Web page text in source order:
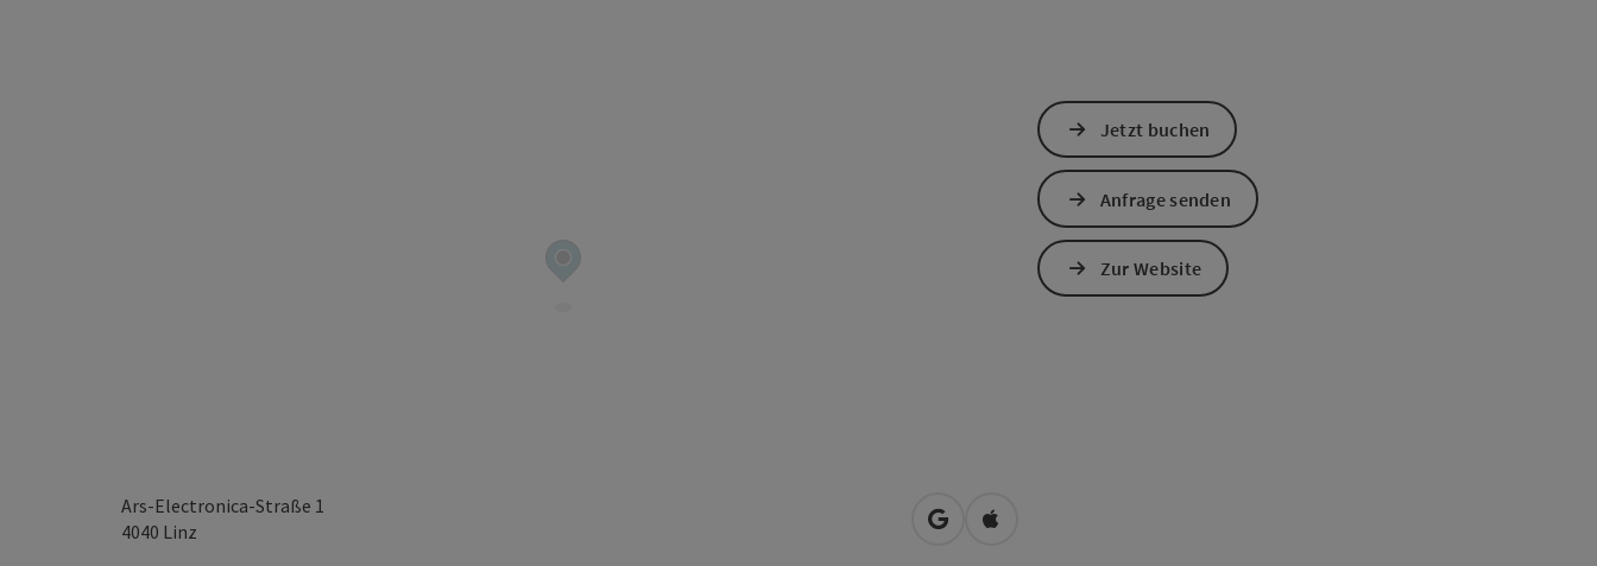
Ars-Electronica-Straße 1
4040 Linz in Google Maps öffnen
in Apple Maps öffnen
Jetzt buchen
Anfrage senden
Zur Website